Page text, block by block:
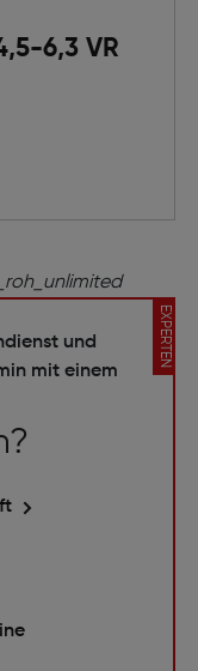
6,3 VR
EXPERTEN
und
mit einem